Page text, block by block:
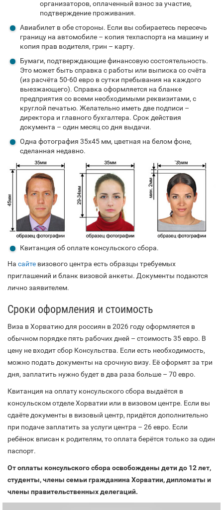
организаторов, оплаченный взнос за участие,
подтверждение проживания.
Авиабилет в обе стороны. Если вы собираетесь пересечь
границу на автомобиле – копия техпаспорта на машину и
копия прав водителя, грин – карту.
Бумаги, подтверждающие финансовую состоятельность.
Это может быть справка с работы или выписка со счёта
(из расчёта 50-60 евро в сутки пребывания на каждого
выезжающего). Справка оформляется на бланке
предприятия со всеми необходимыми реквизитами, с
круглой печатью. Желательно иметь две подписи –
директора и главного бухгалтера. Срок действия
документа – один месяц со дня выдачи.
Одна фотография 35х45 мм, цветная на белом фоне,
сделанная недавно.
Квитанция об оплате консульского сбора.
На сайте визового центра есть образцы требуемых
приглашений и бланк визовой анкеты. Документы подаются
лично заявителем.
Сроки оформления и стоимость
Виза в Хорватию для россиян в 2026 году оформляется в
обычном порядке пять рабочих дней – стоимость 35 евро. В
цену не входит сбор Консульства. Если есть необходимость,
можно подать документы на срочную визу. Её оформят за три
дня, заплатить нужно будет в два раза больше – 70 евро.
Квитанция на оплату консульского сбора выдаётся в
консульском отделе Хорватии или в визовом центре. Если вы
сдаёте документы в визовый центр, придётся дополнительно
при подаче заплатить за услуги центра – 26 евро. Если
ребёнок вписан к родителям, то оплата берётся только за один
паспорт.
От оплаты консульского сбора освобождены дети до 12 лет,
студенты, члены семьи гражданина Хорватии, дипломаты и
члены правительственных делегаций.